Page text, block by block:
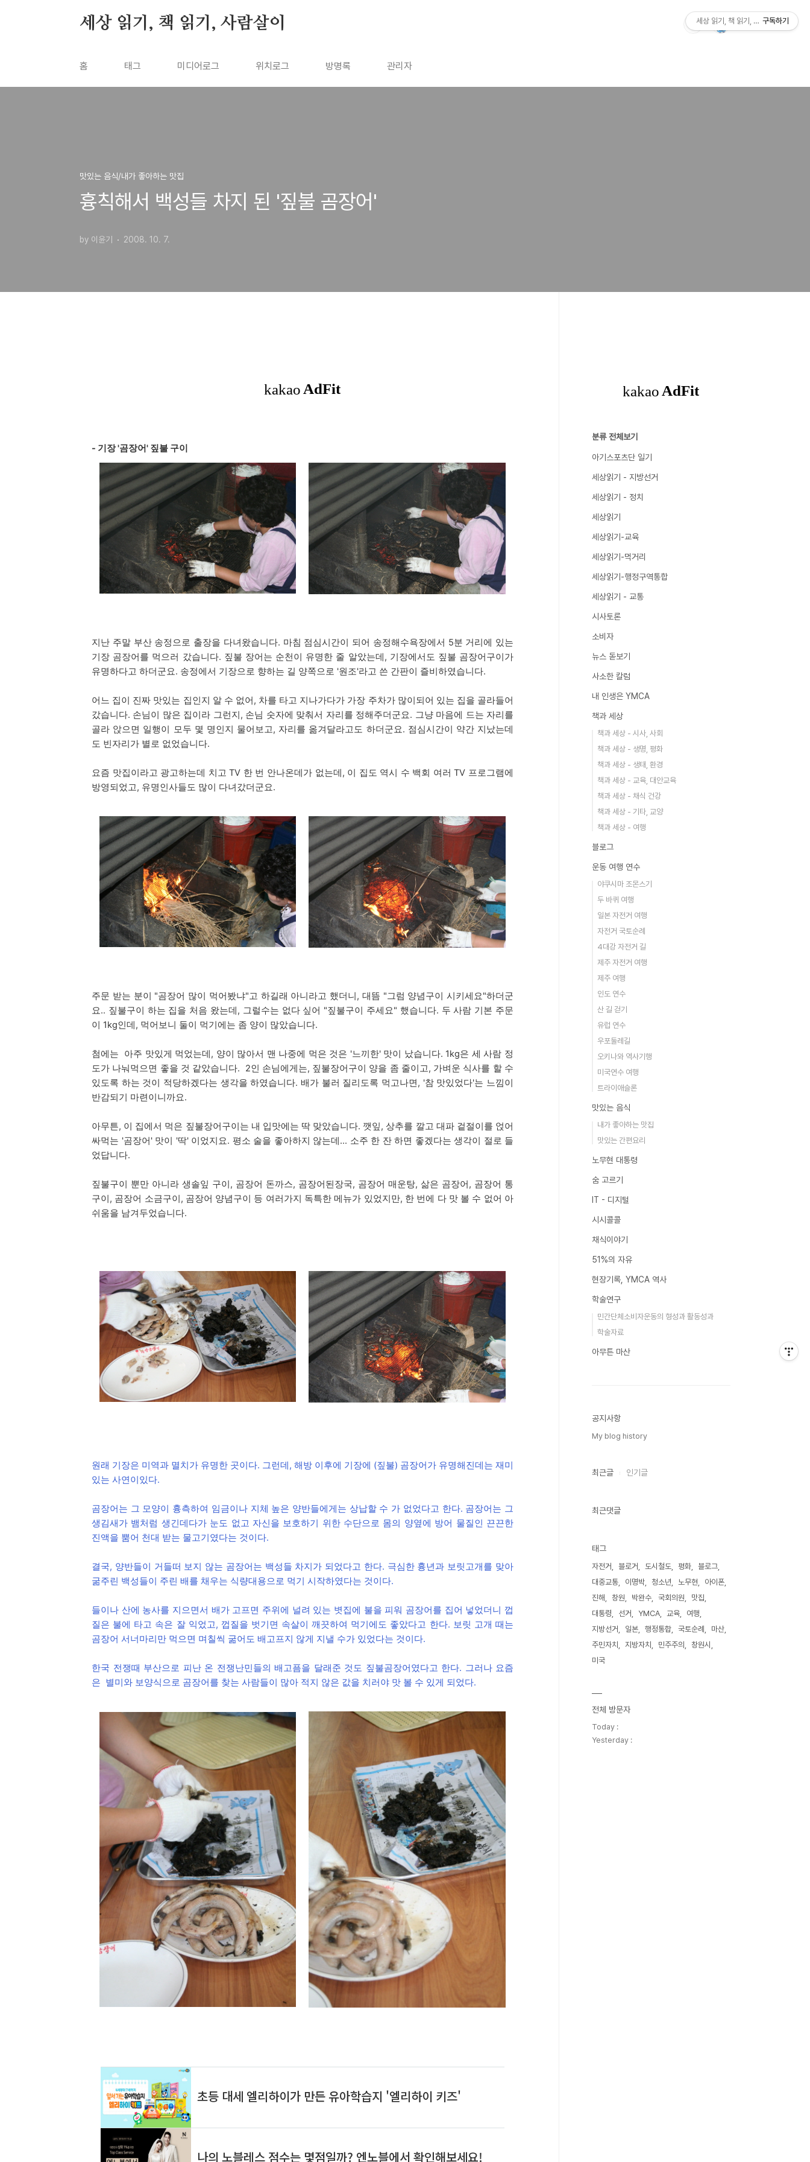
세상 읽기, 책 읽기, 사람살이
홈 태그 미디어로그 위치로그 방명록 관리자
맛있는 음식/내가 좋아하는 맛집
흉칙해서 백성들 차지 된 '짚불 곰장어'
by 이윤기 2008. 10. 7.
- 기장 '곰장어' 짚불 구이
지난 주말 부산 송정으로 출장을 다녀왔습니다. 마침 점심시간이 되어 송정해수욕장에서 5분 거리에 있는
기장 곰장어를 먹으러 갔습니다. 짚불 장어는 순천이 유명한 줄 알았는데, 기장에서도 짚불 곰장어구이가
유명하다고 하더군요. 송정에서 기장으로 향하는 길 양쪽으로 '원조'라고 쓴 간판이 즐비하였습니다.
어느 집이 진짜 맛있는 집인지 알 수 없어, 차를 타고 지나가다가 가장 주차가 많이되어 있는 집을 골라들어
갔습니다. 손님이 많은 집이라 그런지, 손님 숫자에 맞춰서 자리를 정해주더군요. 그냥 마음에 드는 자리를
골라 앉으면 일행이 모두 몇 명인지 물어보고, 자리를 옮겨달라고도 하더군요. 점심시간이 약간 지났는데
도 빈자리가 별로 없었습니다.
요즘 맛집이라고 광고하는데 치고 TV 한 번 안나온데가 없는데, 이 집도 역시 수 백회 여러 TV 프로그램에
방영되었고, 유명인사들도 많이 다녀갔더군요.
주문 받는 분이 "곰장어 많이 먹어봤냐"고 하길래 아니라고 했더니, 대뜸 "그럼 양념구이 시키세요"하더군
요.. 짚불구이 하는 집을 처음 왔는데, 그럴수는 없다 싶어 "짚불구이 주세요" 했습니다. 두 사람 기본 주문
이 1kg인데, 먹어보니 둘이 먹기에는 좀 양이 많았습니다.
첨에는 아주 맛있게 먹었는데, 양이 많아서 맨 나중에 먹은 것은 '느끼한' 맛이 났습니다. 1kg은 세 사람 정
도가 나눠먹으면 좋을 것 같았습니다. 2인 손님에게는, 짚불장어구이 양을 좀 줄이고, 가벼운 식사를 할 수
있도록 하는 것이 적당하겠다는 생각을 하였습니다. 배가 불러 질리도록 먹고나면, '참 맛있었다'는 느낌이
반감되기 마련이니까요.
아무튼, 이 집에서 먹은 짚불장어구이는 내 입맛에는 딱 맞았습니다. 깻잎, 상추를 깔고 대파 겉절이를 얹어
싸먹는 '곰장어' 맛이 '딱' 이었지요. 평소 술을 좋아하지 않는데... 소주 한 잔 하면 좋겠다는 생각이 절로 들
었답니다.
짚불구이 뿐만 아니라 생솔잎 구이, 곰장어 돈까스, 곰장어된장국, 곰장어 매운탕, 삶은 곰장어, 곰장어 통
구이, 곰장어 소금구이, 곰장어 양념구이 등 여러가지 독특한 메뉴가 있었지만, 한 번에 다 맛 볼 수 없어 아
쉬움을 남겨두었습니다.
원래 기장은 미역과 멸치가 유명한 곳이다. 그런데, 해방 이후에 기장에 (짚불) 곰장어가 유명해진데는 재미
있는 사연이있다.
곰장어는 그 모양이 흉측하여 임금이나 지체 높은 양반들에게는 상납할 수 가 없었다고 한다. 곰장어는 그
생김새가 뱀처럼 생긴데다가 눈도 없고 자신을 보호하기 위한 수단으로 몸의 양옆에 방어 물질인 끈끈한
진액을 뿜어 천대 받는 물고기였다는 것이다.
결국, 양반들이 거들떠 보지 않는 곰장어는 백성들 차지가 되었다고 한다. 극심한 흉년과 보릿고개를 맞아
굶주린 백성들이 주린 배를 채우는 식량대용으로 먹기 시작하였다는 것이다.
들이나 산에 농사를 지으면서 배가 고프면 주위에 널려 있는 볏집에 불을 피워 곰장어를 집어 넣었더니 껍
질은 불에 타고 속은 잘 익었고, 껍질을 벗기면 속살이 깨끗하여 먹기에도 좋았다고 한다. 보릿 고개 때는
곰장어 서너마리만 먹으면 며칠씩 굶어도 배고프지 않게 지낼 수가 있었다는 것이다.
한국 전쟁때 부산으로 피난 온 전쟁난민들의 배고픔을 달래준 것도 짚불곰장어였다고 한다. 그러나 요즘
은 별미와 보양식으로 곰장어를 찾는 사람들이 많아 적지 않은 값을 치러야 맛 볼 수 있게 되었다.
분류 전체보기
아기스포츠단 일기
세상읽기 - 지방선거
세상읽기 - 정치
세상읽기
세상읽기-교육
세상읽기-먹거리
세상읽기-행정구역통합
세상읽기 - 교통
시사토론
소비자
뉴스 돋보기
사소한 칼럼
내 인생은 YMCA
책과 세상
책과 세상 - 시사, 사회
책과 세상 - 생명, 평화
책과 세상 - 생태, 환경
책과 세상 - 교육, 대안교육
책과 세상 - 채식 건강
책과 세상 - 기타, 교양
책과 세상 - 여행
블로그
운동 여행 연수
야쿠시마 조몬스기
두 바퀴 여행
일본 자전거 여행
자전거 국토순례
4대강 자전거 길
제주 자전거 여행
제주 여행
인도 연수
산 길 걷기
유럽 연수
우포둘레길
오키나와 역사기행
미국연수 여행
트라이애슬론
맛있는 음식
내가 좋아하는 맛집
맛있는 간편요리
노무현 대통령
숨 고르기
IT - 디지털
시시콜콜
채식이야기
51%의 자유
현장기록, YMCA 역사
학술연구
민간단체소비자운동의 형성과 활동성과
학술자료
아무튼 마산
공지사항
My blog history
최근글 인기글
최근댓글
태그
자전거 블로거 도시철도 평화
블로그
대중교통
이명박 청소년 노무현
아이폰
진해
창원 박완수 국회의원
맛집
대통령
선거 YMCA 교육
여행
지방선거
일본 행정통합 국토순례
마산
주민자치
지방자치 민주주의
창원시
미국
전체 방문자
Today :
Yesterday :
세상 읽기, 책 읽기, 사람살이
구독하기